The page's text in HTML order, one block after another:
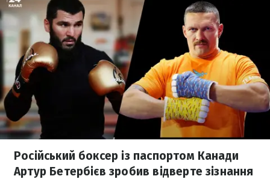
Російський боксер із паспортом Канади
Артур Бетербієв зробив відверте зізнання